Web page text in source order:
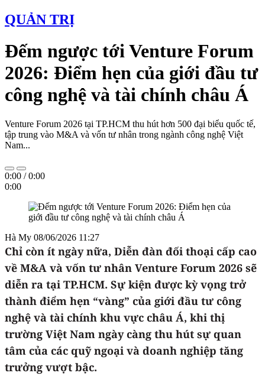
QUẢN TRỊ
Đếm ngược tới Venture Forum
2026: Điểm hẹn của giới đầu tư
công nghệ và tài chính châu Á
Venture Forum 2026 tại TP.HCM thu hút hơn 500 đại biểu quốc tế,
tập trung vào M&A và vốn tư nhân trong ngành công nghệ Việt
Nam...
0:00 /0:00
0:00
Hà My 08/06/2026 11:27
Chỉ còn ít ngày nữa, Diễn đàn đối thoại cấp cao
về M&A và vốn tư nhân Venture Forum 2026 sẽ
diễn ra tại TP.HCM. Sự kiện được kỳ vọng trở
thành điểm hẹn “vàng” của giới đầu tư công
nghệ và tài chính khu vực châu Á, khi thị
trường Việt Nam ngày càng thu hút sự quan
tâm của các quỹ ngoại và doanh nghiệp tăng
trưởng vượt bậc.